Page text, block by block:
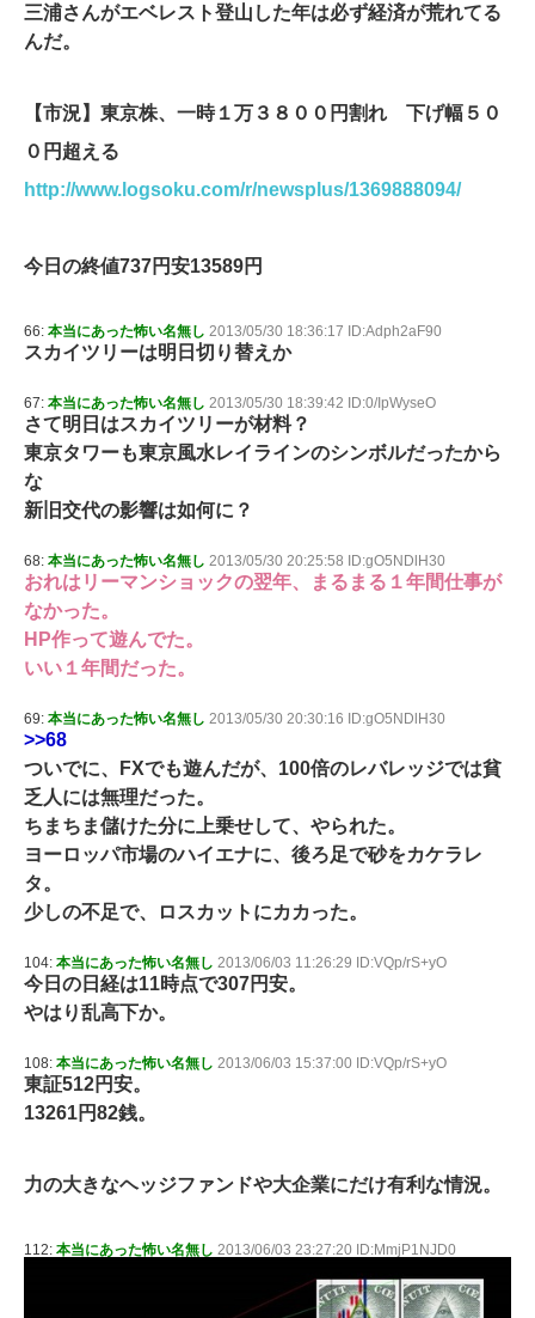
三浦さんがエベレスト登山した年は必ず経済が荒れてる
んだ。
【市況】東京株、一時１万３８００円割れ 下げ幅５０
０円超える
http://www.logsoku.com/r/newsplus/1369888094/
今日の終値737円安13589円
66: 本当にあった怖い名無し 2013/05/30 18:36:17 ID:Adph2aF90
スカイツリーは明日切り替えか
67: 本当にあった怖い名無し 2013/05/30 18:39:42 ID:0/IpWyseO
さて明日はスカイツリーが材料？
東京タワーも東京風水レイラインのシンボルだったから
な
新旧交代の影響は如何に？
68: 本当にあった怖い名無し 2013/05/30 20:25:58 ID:gO5NDlH30
おれはリーマンショックの翌年、まるまる１年間仕事が
なかった。
HP作って遊んでた。
いい１年間だった。
69: 本当にあった怖い名無し 2013/05/30 20:30:16 ID:gO5NDlH30
>>68
ついでに、FXでも遊んだが、100倍のレバレッジでは貧
乏人には無理だった。
ちまちま儲けた分に上乗せして、やられた。
ヨーロッパ市場のハイエナに、後ろ足で砂をカケラレ
タ。
少しの不足で、ロスカットにカカった。
104: 本当にあった怖い名無し 2013/06/03 11:26:29 ID:VQp/rS+yO
今日の日経は11時点で307円安。
やはり乱高下か。
108: 本当にあった怖い名無し 2013/06/03 15:37:00 ID:VQp/rS+yO
東証512円安。
13261円82銭。
力の大きなヘッジファンドや大企業にだけ有利な情況。
112: 本当にあった怖い名無し 2013/06/03 23:27:20 ID:MmjP1NJD0